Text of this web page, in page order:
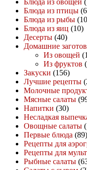
Блюда из птицы
Блюда из рыбы
Блюда из яиц (10)
Десерты (40)
Домашние
Из овощей
Из фруктов
Закуски (156)
Лучшие рецепты
Молочные
Мясные салаты
Напитки (30)
Несладкая
Овощные салаты
Первые блюда (89)
Рецепты для
Рецепты для
Рыбные салаты